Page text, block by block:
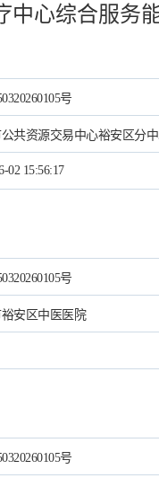
中心综合服务
号
共资源交易中心裕安区分
02 15:56:17
号
安区中医医院
号